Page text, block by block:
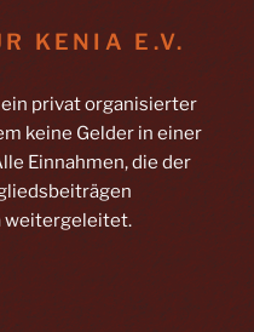
KENIA E.V.
privat organisierter
keine Gelder in einer
Einnahmen, die der
weitergeleitet.